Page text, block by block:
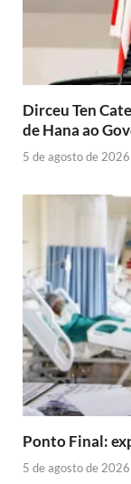
Dirceu Ten
de Hana ao
5 de agosto de 2026
Ponto Final:
5 de agosto de 2026